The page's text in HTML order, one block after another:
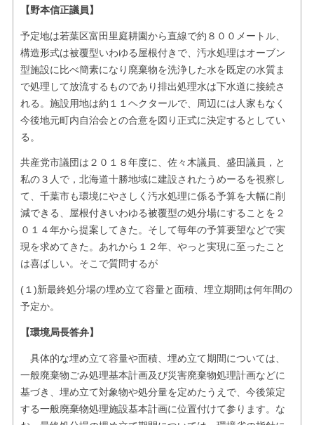
【野本信正議員】
予定地は若葉区富田里庭耕園から直線で約８００メートル、
構造形式は被覆型いわゆる屋根付きで、汚水処理はオーブン
型施設に比べ簡素になり廃棄物を洗浄した水を既定の水質ま
で処理して放流するものであり排出処理水は下水道に接続さ
れる。施設用地は約１１ヘクタールで、周辺には人家もなく
今後地元町内自治会との合意を図り正式に決定するとしてい
る。
共産党市議団は２０１８年度に、佐々木議員、盛田議員，と
私の３人で，北海道十勝地域に建設されたうめーるを視察し
て、千葉市も環境にやさしく汚水処理に係る予算を大幅に削
減できる、屋根付きいわゆる被覆型の処分場にすることを２
０１４年から提案してきた。そして毎年の予算要望などで実
現を求めてきた。あれから１２年、やっと実現に至ったこと
は喜ばしい。そこで質問するが
(１)新最終処分場の埋め立て容量と面積、埋立期間は何年間の
予定か。
【環境局長答弁】
具体的な埋め立て容量や面積、埋め立て期間については、
一般廃棄物ごみ処理基本計画及び災害廃棄物処理計画などに
基づき、埋め立て対象物や処分量を定めたうえで、今後策定
する一般廃棄物処理施設基本計画に位置付けて参ります。な